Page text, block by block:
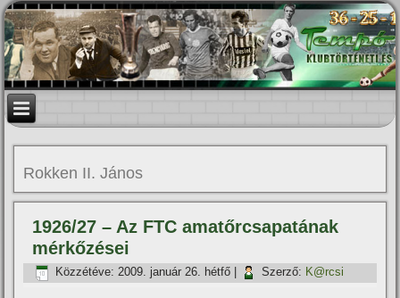
Rokken II. János
1926/27 – Az FTC amatőrcsapatának
mérkőzései
Közzétéve: 2009. január 26. hétfő Szerző: K@rcsi